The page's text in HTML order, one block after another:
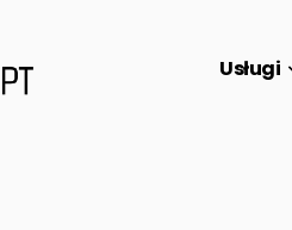
Usługi